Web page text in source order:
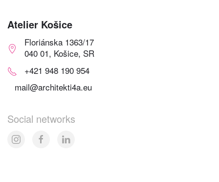
Atelier Košice
Floriánska 1363/17
040 01, Košice, SR
+421 948 190 954
mail@architekti4a.eu
Social networks